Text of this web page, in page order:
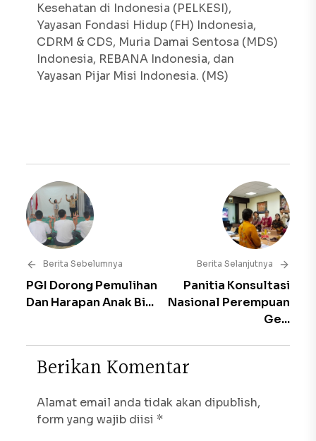
Kesehatan di Indonesia (PELKESI),
Yayasan Fondasi Hidup (FH) Indonesia,
CDRM & CDS, Muria Damai Sentosa (MDS)
Indonesia, REBANA Indonesia, dan
Yayasan Pijar Misi Indonesia. (MS)
Berita Sebelumnya
PGI Dorong Pemulihan
Dan Harapan Anak Bi...
Berita Selanjutnya
Panitia Konsultasi
Nasional Perempuan
Ge...
Berikan Komentar
Alamat email anda tidak akan dipublish,
form yang wajib diisi *